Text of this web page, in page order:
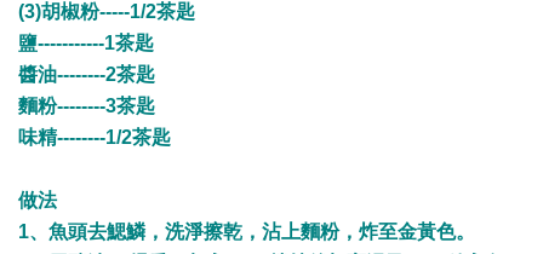
(3)胡椒粉-----1/2茶匙
鹽-----------1茶匙
醬油--------2茶匙
麵粉--------3茶匙
味精--------1/2茶匙
做法
1、魚頭去鰓鱗，洗淨擦乾，沾上麵粉，炸至金黃色。